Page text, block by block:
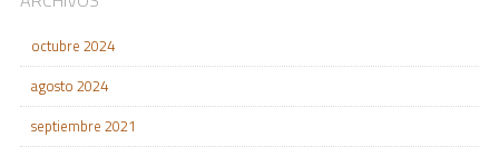
octubre 2024
agosto 2024
septiembre 2021